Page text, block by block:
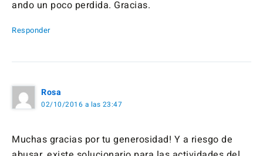
ando un poco perdida. Gracias.
Responder
Rosa
02/10/2016 a las 23:47
Muchas gracias por tu generosidad! Y a riesgo de